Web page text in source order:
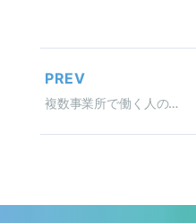
PREV
複数事業所で働く人の労災保険給付